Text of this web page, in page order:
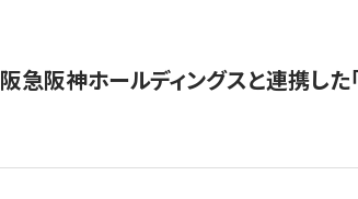
阪急阪神ホールディングスと連携した